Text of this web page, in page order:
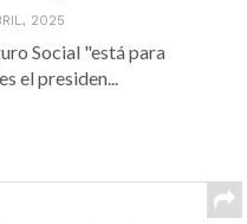
2025
Social "está para
el presiden...